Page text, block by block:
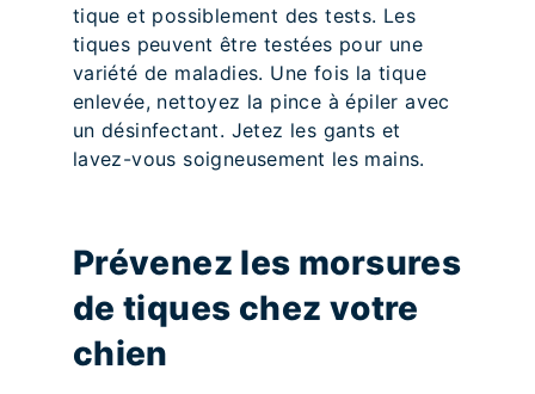
tique et possiblement des tests. Les
tiques peuvent être testées pour une
variété de maladies. Une fois la tique
enlevée, nettoyez la pince à épiler avec
un désinfectant. Jetez les gants et
lavez-vous soigneusement les mains.
Prévenez les morsures
de tiques chez votre
chien